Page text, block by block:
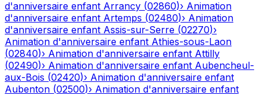
d'anniversaire enfant Arrancy (02860)› Animation
d'anniversaire enfant Artemps (02480)› Animation
d'anniversaire enfant Assis-sur-Serre (02270)›
Animation d'anniversaire enfant Athies-sous-Laon
(02840)› Animation d'anniversaire enfant Attilly
(02490)› Animation d'anniversaire enfant Aubencheul-
aux-Bois (02420)› Animation d'anniversaire enfant
Aubenton (02500)› Animation d'anniversaire enfant